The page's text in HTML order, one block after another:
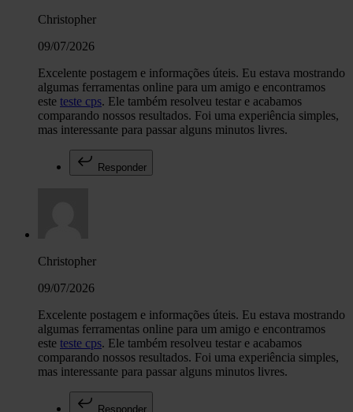
Christopher
09/07/2026
Excelente postagem e informações úteis. Eu estava mostrando
algumas ferramentas online para um amigo e encontramos
este teste cps. Ele também resolveu testar e acabamos
comparando nossos resultados. Foi uma experiência simples,
mas interessante para passar alguns minutos livres.
Responder
Christopher
09/07/2026
Excelente postagem e informações úteis. Eu estava mostrando
algumas ferramentas online para um amigo e encontramos
este teste cps. Ele também resolveu testar e acabamos
comparando nossos resultados. Foi uma experiência simples,
mas interessante para passar alguns minutos livres.
Responder